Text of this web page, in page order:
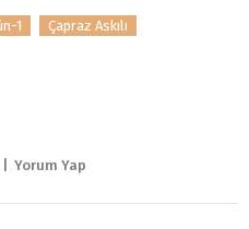
1 Çapraz Askılı
Yorum Yap